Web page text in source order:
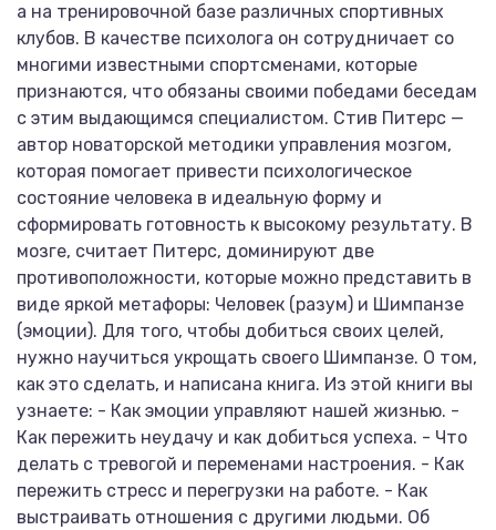
а на тренировочной базе различных спортивных
клубов. В качестве психолога он сотрудничает со
многими известными спортсменами, которые
признаются, что обязаны своими победами беседам
с этим выдающимся специалистом. Стив Питерс —
автор новаторской методики управления мозгом,
которая помогает привести психологическое
состояние человека в идеальную форму и
сформировать готовность к высокому результату. В
мозге, считает Питерс, доминируют две
противоположности, которые можно представить в
виде яркой метафоры: Человек (разум) и Шимпанзе
(эмоции). Для того, чтобы добиться своих целей,
нужно научиться укрощать своего Шимпанзе. О том,
как это сделать, и написана книга. Из этой книги вы
узнаете: - Как эмоции управляют нашей жизнью. -
Как пережить неудачу и как добиться успеха. - Что
делать с тревогой и переменами настроения. - Как
пережить стресс и перегрузки на работе. - Как
выстраивать отношения с другими людьми. Об